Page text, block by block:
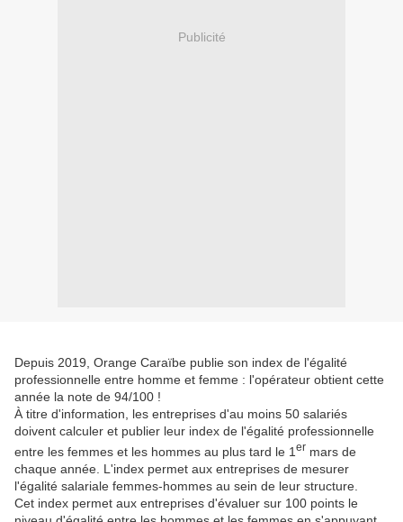
Publicité
Depuis 2019, Orange Caraïbe publie son index de l'égalité
professionnelle entre homme et femme : l'opérateur obtient cette
année la note de 94/100 !
À titre d'information, les entreprises d'au moins 50 salariés
doivent calculer et publier leur index de l'égalité professionnelle
entre les femmes et les hommes au plus tard le 1 er mars de
chaque année. L'index permet aux entreprises de mesurer
l'égalité salariale femmes-hommes au sein de leur structure.
Cet index permet aux entreprises d'évaluer sur 100 points le